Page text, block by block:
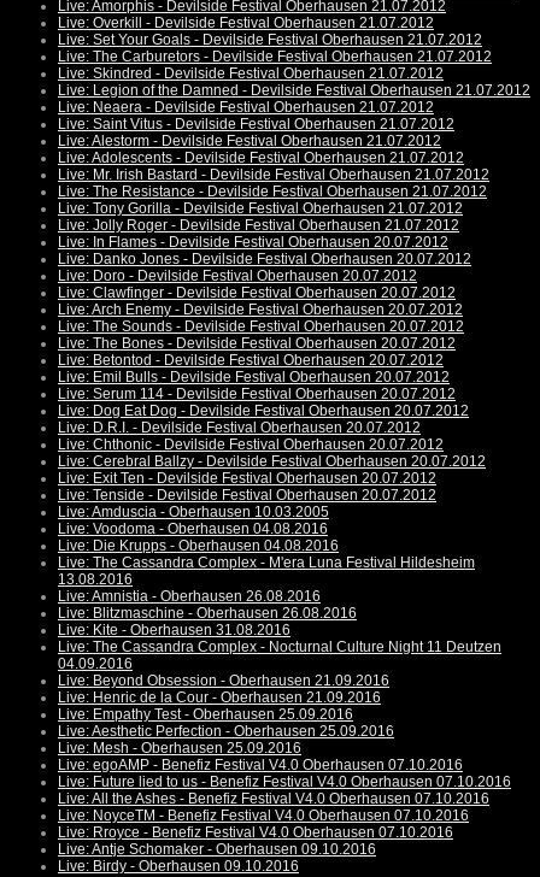
Live: Amorphis - Devilside Festival Oberhausen 21.07.2012
Live: Overkill - Devilside Festival Oberhausen 21.07.2012
Live: Set Your Goals - Devilside Festival Oberhausen 21.07.2012
Live: The Carburetors - Devilside Festival Oberhausen 21.07.2012
Live: Skindred - Devilside Festival Oberhausen 21.07.2012
Live: Legion of the Damned - Devilside Festival Oberhausen 21.07.2012
Live: Neaera - Devilside Festival Oberhausen 21.07.2012
Live: Saint Vitus - Devilside Festival Oberhausen 21.07.2012
Live: Alestorm - Devilside Festival Oberhausen 21.07.2012
Live: Adolescents - Devilside Festival Oberhausen 21.07.2012
Live: Mr. Irish Bastard - Devilside Festival Oberhausen 21.07.2012
Live: The Resistance - Devilside Festival Oberhausen 21.07.2012
Live: Tony Gorilla - Devilside Festival Oberhausen 21.07.2012
Live: Jolly Roger - Devilside Festival Oberhausen 21.07.2012
Live: In Flames - Devilside Festival Oberhausen 20.07.2012
Live: Danko Jones - Devilside Festival Oberhausen 20.07.2012
Live: Doro - Devilside Festival Oberhausen 20.07.2012
Live: Clawfinger - Devilside Festival Oberhausen 20.07.2012
Live: Arch Enemy - Devilside Festival Oberhausen 20.07.2012
Live: The Sounds - Devilside Festival Oberhausen 20.07.2012
Live: The Bones - Devilside Festival Oberhausen 20.07.2012
Live: Betontod - Devilside Festival Oberhausen 20.07.2012
Live: Emil Bulls - Devilside Festival Oberhausen 20.07.2012
Live: Serum 114 - Devilside Festival Oberhausen 20.07.2012
Live: Dog Eat Dog - Devilside Festival Oberhausen 20.07.2012
Live: D.R.I. - Devilside Festival Oberhausen 20.07.2012
Live: Chthonic - Devilside Festival Oberhausen 20.07.2012
Live: Cerebral Ballzy - Devilside Festival Oberhausen 20.07.2012
Live: Exit Ten - Devilside Festival Oberhausen 20.07.2012
Live: Tenside - Devilside Festival Oberhausen 20.07.2012
Live: Amduscia - Oberhausen 10.03.2005
Live: Voodoma - Oberhausen 04.08.2016
Live: Die Krupps - Oberhausen 04.08.2016
Live: The Cassandra Complex - M'era Luna Festival Hildesheim
13.08.2016
Live: Amnistia - Oberhausen 26.08.2016
Live: Blitzmaschine - Oberhausen 26.08.2016
Live: Kite - Oberhausen 31.08.2016
Live: The Cassandra Complex - Nocturnal Culture Night 11 Deutzen
04.09.2016
Live: Beyond Obsession - Oberhausen 21.09.2016
Live: Henric de la Cour - Oberhausen 21.09.2016
Live: Empathy Test - Oberhausen 25.09.2016
Live: Aesthetic Perfection - Oberhausen 25.09.2016
Live: Mesh - Oberhausen 25.09.2016
Live: egoAMP - Benefiz Festival V4.0 Oberhausen 07.10.2016
Live: Future lied to us - Benefiz Festival V4.0 Oberhausen 07.10.2016
Live: All the Ashes - Benefiz Festival V4.0 Oberhausen 07.10.2016
Live: NoyceTM - Benefiz Festival V4.0 Oberhausen 07.10.2016
Live: Rroyce - Benefiz Festival V4.0 Oberhausen 07.10.2016
Live: Antje Schomaker - Oberhausen 09.10.2016
Live: Birdy - Oberhausen 09.10.2016